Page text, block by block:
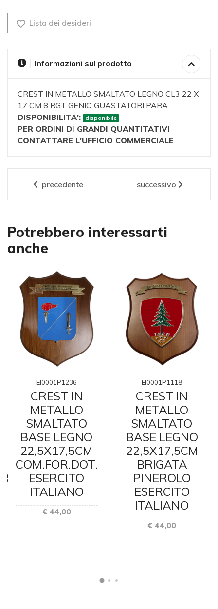
Lista dei desideri
Informazioni sul prodotto
CREST IN METALLO SMALTATO LEGNO CL3 22 X
17 CM 8 RGT GENIO GUASTATORI PARA
DISPONIBILITA':
disponibile
PER ORDINI DI GRANDI QUANTITATIVI
CONTATTARE L'UFFICIO COMMERCIALE
precedente successivo
Potrebbero interessarti
anche
EI0001P1236
CREST IN
METALLO
SMALTATO
BASE LEGNO
22,5X17,5CM
COM.FOR.DOT.
ESERCITO
ITALIANO
€ 44,00
EI0001P1118
CREST IN
METALLO
SMALTATO
BASE LEGNO
22,5X17,5CM
BRIGATA
PINEROLO
ESERCITO
ITALIANO
€ 44,00